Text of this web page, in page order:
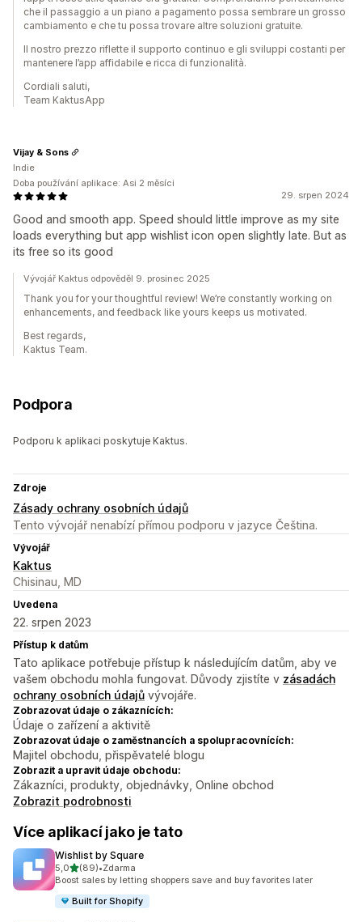
che il passaggio a un piano a pagamento possa sembrare un grosso
cambiamento e che tu possa trovare altre soluzioni gratuite.
Il nostro prezzo riflette il supporto continuo e gli sviluppi costanti per
mantenere l’app affidabile e ricca di funzionalità.
Cordiali saluti,
Team KaktusApp
29. srpen 2024
Good and smooth app. Speed should little improve as my site
loads everything but app wishlist icon open slightly late. But as
its free so its good
Vijay & Sons
Indie
Doba používání aplikace: Asi 2 měsíci
Vývojář Kaktus odpověděl 9. prosinec 2025
Thank you for your thoughtful review! We’re constantly working on
enhancements, and feedback like yours keeps us motivated.
Best regards,
Kaktus Team.
Podpora
Podporu k aplikaci poskytuje Kaktus.
Zdroje
Zásady ochrany osobních údajů
Tento vývojář nenabízí přímou podporu v jazyce Čeština.
Vývojář
Kaktus
Chisinau, MD
Uvedena
22. srpen 2023
Přístup k datům
Tato aplikace potřebuje přístup k následujícím datům, aby ve
vašem obchodu mohla fungovat. Důvody zjistíte v zásadách
ochrany osobních údajů vývojáře.
Zobrazovat údaje o zákaznících:
Údaje o zařízení a aktivitě
Zobrazovat údaje o zaměstnancích a spolupracovnících:
Majitel obchodu, přispěvatelé blogu
Zobrazit a upravit údaje obchodu:
Zákazníci, produkty, objednávky, Online obchod
Zobrazit podrobnosti
Více aplikací jako je tato
Wishlist by Square
5,0z 5 hvězd
(89)
Celkový počet recenzí: 89
•Zdarma
Boost sales by letting shoppers save and buy favorites later
Built for Shopify